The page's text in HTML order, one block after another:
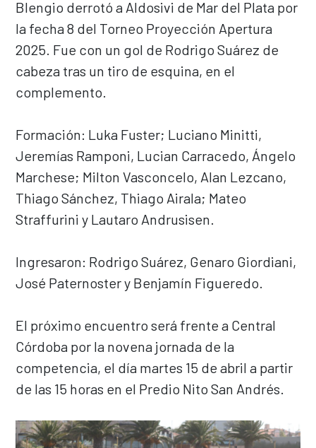
Blengio derrotó a Aldosivi de Mar del Plata por
la fecha 8 del Torneo Proyección Apertura
2025. Fue con un gol de Rodrigo Suárez de
cabeza tras un tiro de esquina, en el
complemento.
Formación: Luka Fuster; Luciano Minitti,
Jeremías Ramponi, Lucian Carracedo, Ángelo
Marchese; Milton Vasconcelo, Alan Lezcano,
Thiago Sánchez, Thiago Airala; Mateo
Straffurini y Lautaro Andrusisen.
Ingresaron: Rodrigo Suárez, Genaro Giordiani,
José Paternoster y Benjamín Figueredo.
El próximo encuentro será frente a Central
Córdoba por la novena jornada de la
competencia, el día martes 15 de abril a partir
de las 15 horas en el Predio Nito San Andrés.